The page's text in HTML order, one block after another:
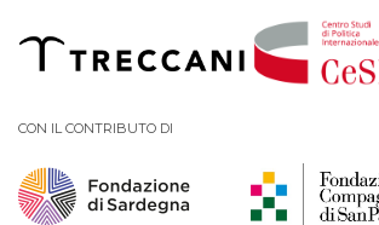
CON IL CONTRIBUTO DI